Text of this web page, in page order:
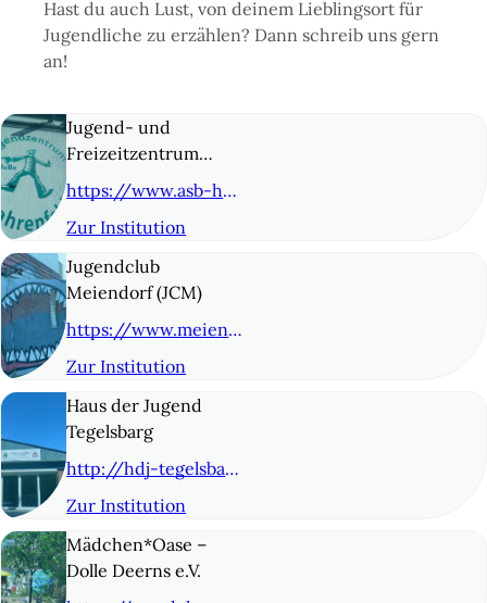
Hast du auch Lust, von deinem Lieblingsort für
Jugendliche zu erzählen? Dann schreib uns gern
an!
© 2
Jugend- und
Freizeitzentrum
Bahrenfeld (JuBa)
https://www.asb-hamburg.de/unsere-angebote/kinder-und-jugend/jugendeinrichtungen/jugend-und-freizeitzentrum-bahrenfeld-juba/
Zur Institution
© 3
Jugendclub
Meiendorf (JCM)
https://www.meiendorf-oldenfelde.de/angebote/jugendclub
Zur Institution
© 4
Haus der Jugend
Tegelsbarg
http://hdj-tegelsbarg.de/
Zur Institution
Mädchen*Oase –
Dolle Deerns e.V.